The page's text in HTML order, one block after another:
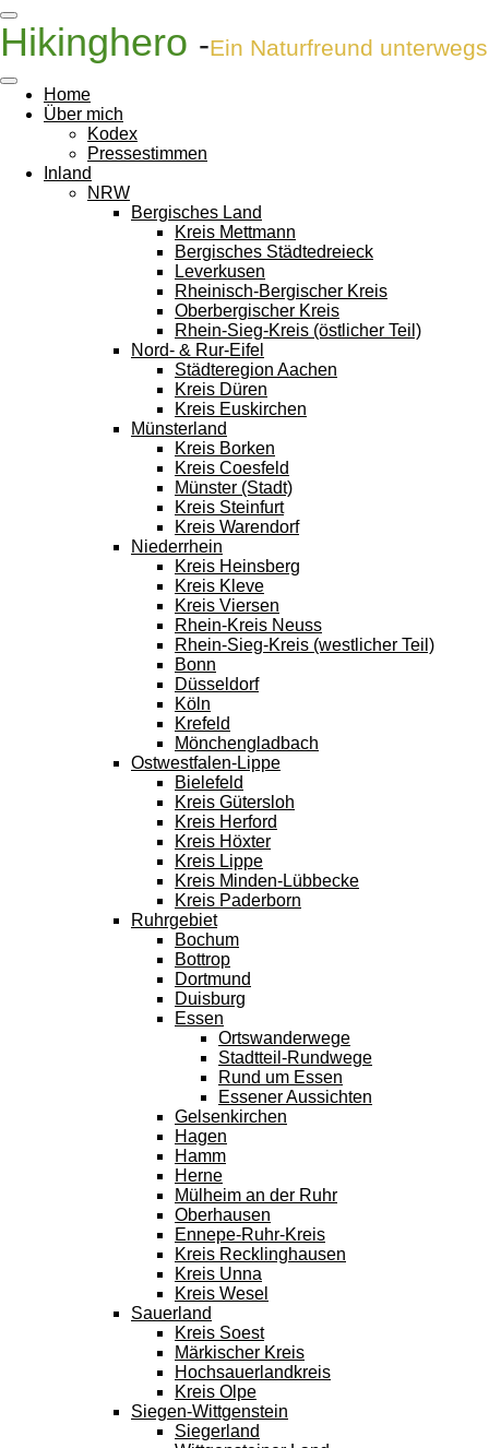
Zum
Hauptinhalt
springen
Hikinghero -Ein Naturfreund unterwegs
Home
Über mich
Kodex
Pressestimmen
Inland
NRW
Bergisches Land
Kreis Mettmann
Bergisches Städtedreieck
Leverkusen
Rheinisch-Bergischer Kreis
Oberbergischer Kreis
Rhein-Sieg-Kreis (östlicher Teil)
Nord- & Rur-Eifel
Städteregion Aachen
Kreis Düren
Kreis Euskirchen
Münsterland
Kreis Borken
Kreis Coesfeld
Münster (Stadt)
Kreis Steinfurt
Kreis Warendorf
Niederrhein
Kreis Heinsberg
Kreis Kleve
Kreis Viersen
Rhein-Kreis Neuss
Rhein-Sieg-Kreis (westlicher Teil)
Bonn
Düsseldorf
Köln
Krefeld
Mönchengladbach
Ostwestfalen-Lippe
Bielefeld
Kreis Gütersloh
Kreis Herford
Kreis Höxter
Kreis Lippe
Kreis Minden-Lübbecke
Kreis Paderborn
Ruhrgebiet
Bochum
Bottrop
Dortmund
Duisburg
Essen
Ortswanderwege
Stadtteil-Rundwege
Rund um Essen
Essener Aussichten
Gelsenkirchen
Hagen
Hamm
Herne
Mülheim an der Ruhr
Oberhausen
Ennepe-Ruhr-Kreis
Kreis Recklinghausen
Kreis Unna
Kreis Wesel
Sauerland
Kreis Soest
Märkischer Kreis
Hochsauerlandkreis
Kreis Olpe
Siegen-Wittgenstein
Siegerland